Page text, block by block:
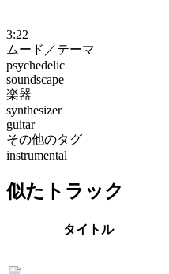
3:22
ムード／テーマ
psychedelic
soundscape
楽器
synthesizer
guitar
その他のタグ
instrumental
似たトラック
タイトル